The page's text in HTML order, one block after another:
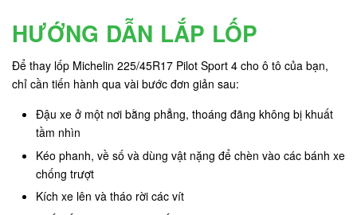
HƯỚNG DẪN LẮP LỐP
Để thay lốp Michelin 225/45R17 Pilot Sport 4 cho ô tô của bạn,
chỉ cần tiến hành qua vài bước đơn giản sau:
Đậu xe ở một nơi bằng phẳng, thoáng đãng không bị khuất
tầm nhìn
Kéo phanh, về số và dùng vật nặng để chèn vào các bánh xe
chống trượt
Kích xe lên và tháo rời các vít